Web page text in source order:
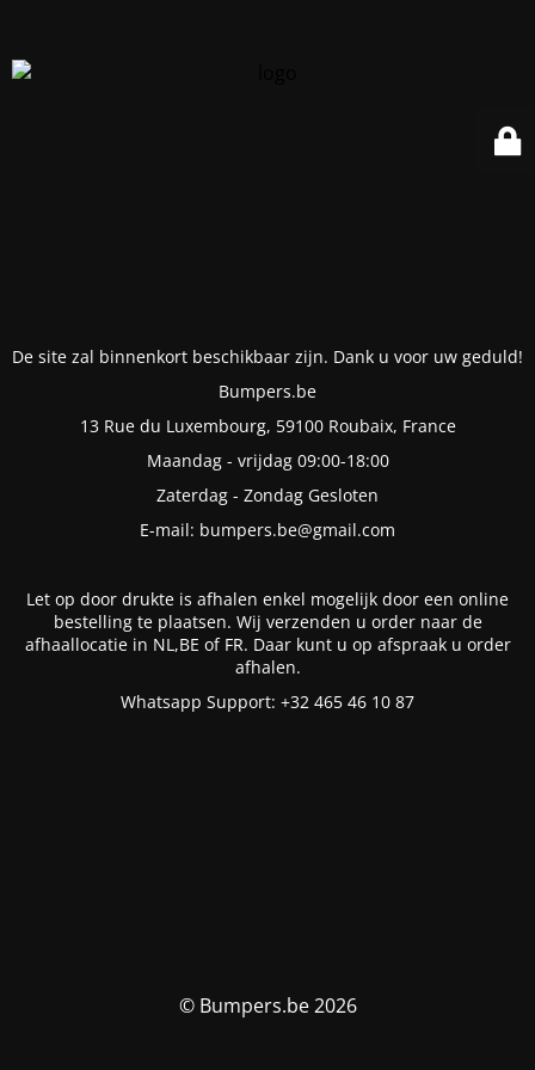
De site zal binnenkort beschikbaar zijn. Dank u voor uw geduld!
Bumpers.be
13 Rue du Luxembourg, 59100 Roubaix, France
Maandag - vrijdag 09:00-18:00
Zaterdag - Zondag Gesloten
E-mail: bumpers.be@gmail.com
Let op door drukte is afhalen enkel mogelijk door een online
bestelling te plaatsen. Wij verzenden u order naar de
afhaallocatie in NL,BE of FR. Daar kunt u op afspraak u order
afhalen.
Whatsapp Support: +32 465 46 10 87
© Bumpers.be 2026